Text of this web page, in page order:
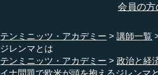
会員の方
テンミニッツ・アカデミー 講師一覧
ジレンマとは
テンミニッツ・アカデミー
政治と経
イナ問題で欧米が頭を抱えるジレンマ